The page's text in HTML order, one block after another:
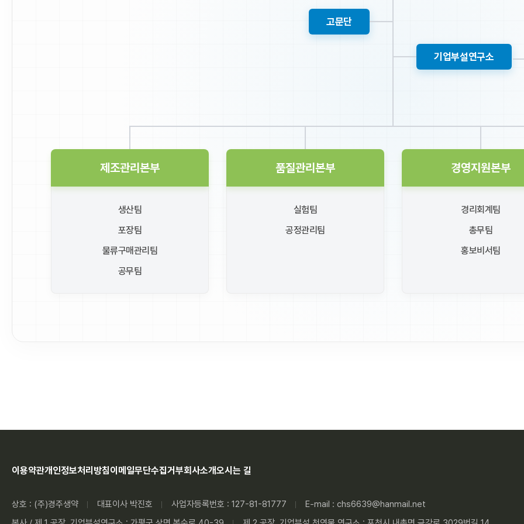
고문단
기업부설연구소
제조관리본부
생산팀
포장팀
물류구매관리팀
공무팀
품질관리본부
실험팀
공정관리팀
경영지원본부
경리회계팀
총무팀
홍보비서팀
이용약관개인정보처리방침이메일무단수집거부회사소개오시는 길
상호 : (주)경주생약 대표이사 박진호 사업자등록번호 : 127-81-81777
E-mail : chs6639@hanmail.net